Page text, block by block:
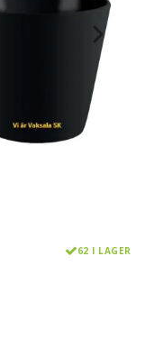
62 I LAGER